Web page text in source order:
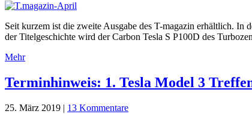
Seit kurzem ist die zweite Ausgabe des T-magazin erhältlich. In
der Titelgeschichte wird der Carbon Tesla S P100D des
Mehr
Terminhinweis: 1. Tesla Model 3
25. März 2019 | 13 Kommentare